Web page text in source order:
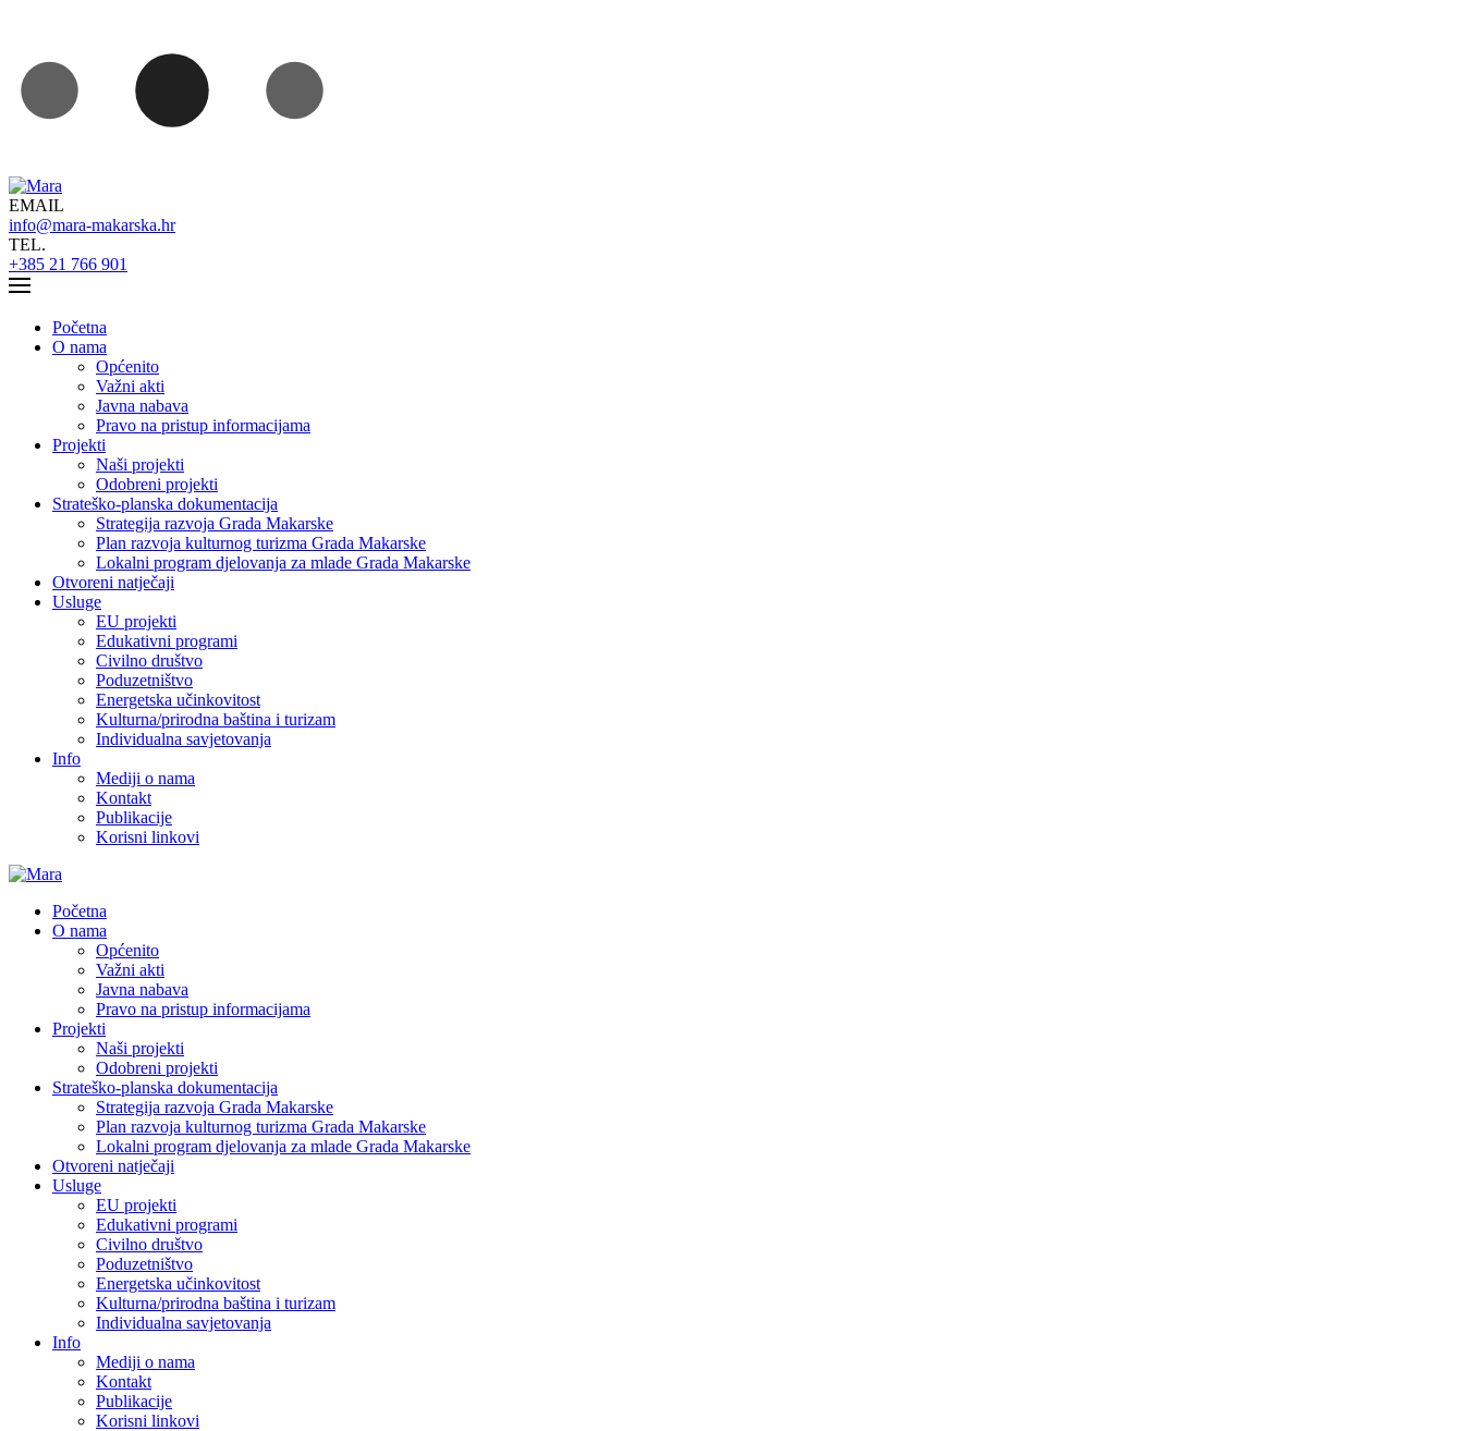
EMAIL
info@mara-makarska.hr
TEL.
+385 21 766 901
Početna
O nama
Općenito
Važni akti
Javna nabava
Pravo na pristup informacijama
Projekti
Naši projekti
Odobreni projekti
Strateško-planska dokumentacija
Strategija razvoja Grada Makarske
Plan razvoja kulturnog turizma Grada Makarske
Lokalni program djelovanja za mlade Grada Makarske
Otvoreni natječaji
Usluge
EU projekti
Edukativni programi
Civilno društvo
Poduzetništvo
Energetska učinkovitost
Kulturna/prirodna baština i turizam
Individualna savjetovanja
Info
Mediji o nama
Kontakt
Publikacije
Korisni linkovi
Početna
O nama
Općenito
Važni akti
Javna nabava
Pravo na pristup informacijama
Projekti
Naši projekti
Odobreni projekti
Strateško-planska dokumentacija
Strategija razvoja Grada Makarske
Plan razvoja kulturnog turizma Grada Makarske
Lokalni program djelovanja za mlade Grada Makarske
Otvoreni natječaji
Usluge
EU projekti
Edukativni programi
Civilno društvo
Poduzetništvo
Energetska učinkovitost
Kulturna/prirodna baština i turizam
Individualna savjetovanja
Info
Mediji o nama
Kontakt
Publikacije
Korisni linkovi